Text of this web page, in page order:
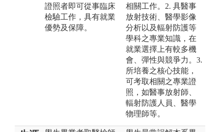
證照者即可從事臨床
檢驗工作，具有就業
優勢及保障。
相關工作。2. 具醫事
放射技術、醫學影像
分析以及輻射防護等
學科之專業知識，在
就業選擇上有較多機
會、彈性與競爭力。3.
所培養之核心技能，
可考取相關之專業證
照，如醫事放射師、
輻射防護人員、醫學
物理師等。